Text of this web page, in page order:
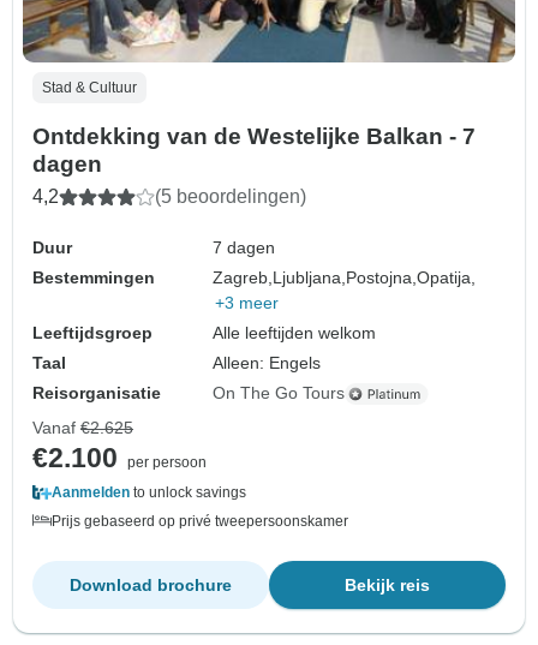
Stad & Cultuur
Ontdekking van de Westelijke Balkan - 7
dagen
4,2 (5 beoordelingen)
Duur
7 dagen
Bestemmingen
Zagreb,Ljubljana,Postojna,Opatija,
+3 meer
Leeftijdsgroep
Alle leeftijden welkom
Taal
Alleen: Engels
Reisorganisatie
On The Go Tours
Vanaf €2.625
€2.100
per persoon
Aanmelden to unlock savings
Prijs gebaseerd op privé tweepersoonskamer
Bekijk reis
Download brochure